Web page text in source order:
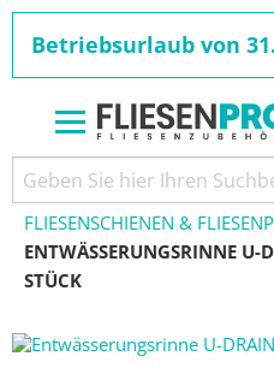
zum
Inhalt
Betriebsurlaub von
Pfadnavigation
STARTSEITE
PRODUKTE
FLIESENSCHIENEN &
AKTUELL:
ENTWÄSSERUNGSRINNE
STÜCK